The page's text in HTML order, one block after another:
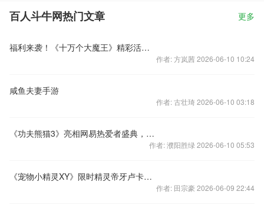
百人斗牛网热门文章 更多
福利来袭！《十万个大魔王》精彩活动不断！
作者: 方岚茜 2026-06-10 10:24
咸鱼夫妻手游
作者: 古壮琦 2026-06-10 03:18
《功夫熊猫3》亮相网易热爱者盛典，终极内测火爆进行中
作者: 濮阳胜绿 2026-06-10 05:53
《宠物小精灵XY》限时精灵帝牙卢卡华丽驾临！
作者: 田宗豪 2026-06-09 22:44